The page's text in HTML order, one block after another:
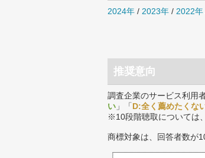
2024年 / 2023年 / 2022年
推奨意向
調査企業のサービス利用
い 」「D:全く薦めたくな
※10段階聴取については
商標対象は、回答者数が